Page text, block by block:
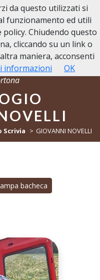
Scrivia GIOVANNI NOVELLI
bacheca
da questo utilizzati si
funzionamento ed utili
Chiudendo questo
cliccando su un link o
maniera, acconsenti
informazioni OK